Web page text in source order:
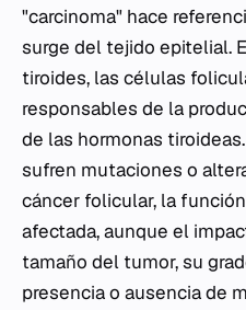
"carcinoma" hace
surge del tejido epitelial.
tiroides, las células
responsables de la
de las hormonas
sufren mutaciones o
cáncer folicular, la
afectada, aunque el
tamaño del tumor, su
presencia o ausencia de